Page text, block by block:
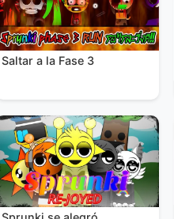
Saltar a la Fase 3